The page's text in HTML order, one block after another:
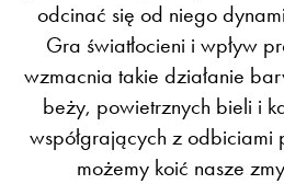
odcinać się od niego
Gra światłocieni i wpływ
wzmacnia takie działanie
beży, powietrznych bieli i
współgrających z odbiciami
możemy koić nasze